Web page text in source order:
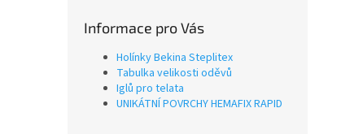
Informace pro Vás
Holínky Bekina Steplitex
Tabulka velikosti oděvů
Iglů pro telata
UNIKÁTNÍ POVRCHY HEMAFIX RAPID